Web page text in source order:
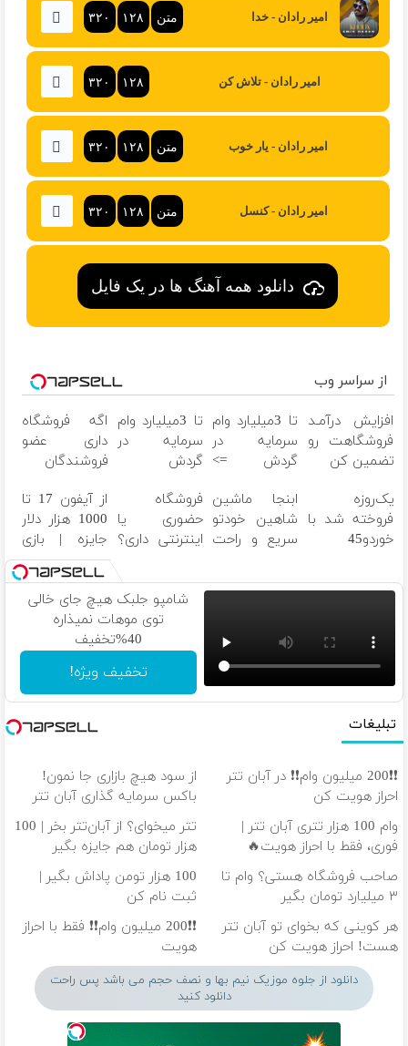
امیر رادان - خدا متن ۱۲۸ ۳۲۰
امیر رادان - تلاش کن ۱۲۸ ۳۲۰
امیر رادان - یار خوب متن ۱۲۸ ۳۲۰
امیر رادان - کنسل متن ۱۲۸ ۳۲۰
دانلود همه آهنگ ها در یک فایل
از سراسر وب
افزایش درآمـد
فروشگاهت رو
تضمین کن
تا 3میلیارد وام
سرمایه در
گردش =>
ثبت کن
تا 3میلیارد وام
سرمایه در
گردش
فروشگاهت رو
ثبت کن
اگه فروشگاه
داری عضو
فروشندگان
فروش رو بالا
ببر
یک‌روزه
فروخته شد با
خوردو45
ابنجا ماشین
شاهین خودتو
سریع و راحت
فروشگاه
حضوری یا
اینترنتی داری؟
و خدماتت رو
بفروش
از آیفون 17 تا
1000 هزار دلار
جایزه | بازی
کن ، گردونه
بچرخون
شامپو جلبک هیچ جای خالی
توی موهات نمیذاره
40%تخفیف
تخفیف ویژه!
تبلیغات
❗❗200 میلیون وام❗❗ در آبان تتر
احراز هویت کن
از سود هیچ بازاری جا نمون!
باکس سرمایه گذاری آبان تتر
وام 100 هزار تتری آبان تتر |
فوری، فقط با احراز هویت🔥
تتر میخوای؟ از آبان‌تتر بخر | 100
هزار تومان هم جایزه بگیر
صاحب فروشگاه هستی؟ وام تا
۳ میلیارد تومان بگیر
100 هزار تومن پاداش بگیر |
ثبت نام کن
هر کوینی که بخوای تو آبان تتر
هست! احراز هویت کن
❗❗200 میلیون وام❗❗ فقط با احراز
هویت
دانلود از جلوه موزیک نیم بها و نصف حجم می باشد پس راحت
دانلود کنید